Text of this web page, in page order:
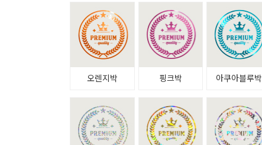
오렌지박 핑크박 아쿠아블루박